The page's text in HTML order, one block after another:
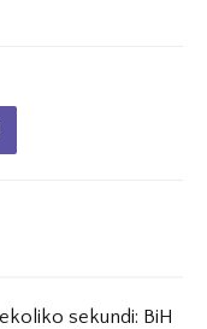
sekundi: BiH